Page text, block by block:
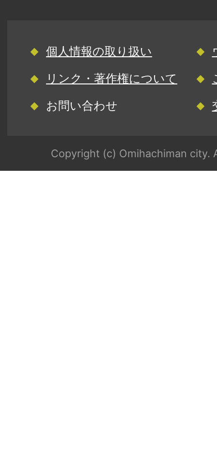
個人情報の取り扱い
リンク・著作権について
お問い合わせ
Copyright (c) Omihachiman city.